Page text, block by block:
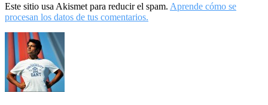
Este sitio usa Akismet para reducir el spam. Aprende cómo se
procesan los datos de tus comentarios.